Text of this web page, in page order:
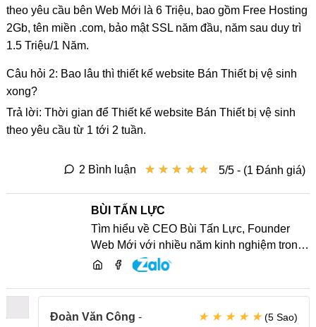
theo yêu cầu bên Web Mới là 6 Triệu, bao gồm Free Hosting
2Gb, tên miền .com, bảo mật SSL năm đầu, năm sau duy trì
1.5 Triệu/1 Năm.
Câu hỏi 2: Bao lâu thì thiết kế website Bán Thiết bị vệ sinh
xong?
Trả lời: Thời gian để Thiết kế website Bán Thiết bị vệ sinh
theo yêu cầu từ 1 tới 2 tuần.
★ ★ ★ ★ ★
★ ★ ★ ★ ★ 5/5 - (1 Đánh giá)
2 Bình luận
BÙI TẤN LỰC
Tìm hiểu về CEO Bùi Tấn Lực, Founder
Web Mới với nhiều năm kinh nghiệm trong
lĩnh vực phát triển website, SEO và chia sẻ
Đoàn Văn Công -
★ ★ ★ ★ ★(5 Sao)